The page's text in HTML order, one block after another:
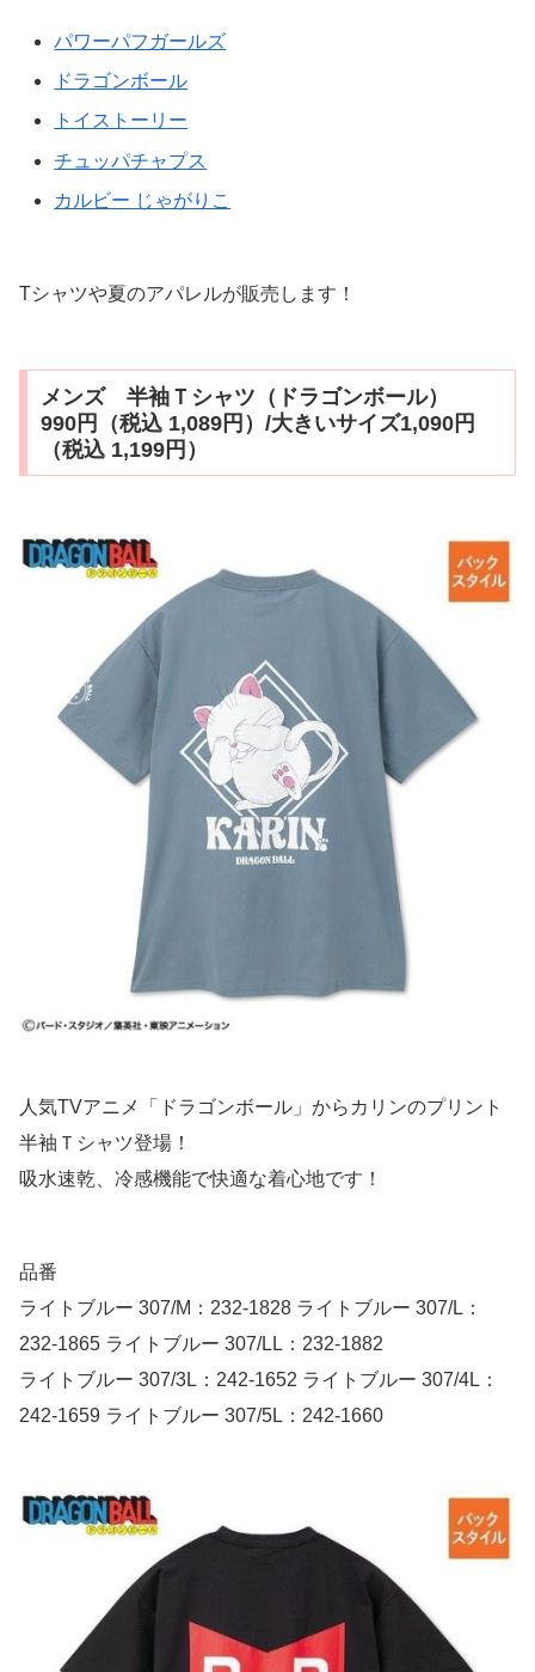
パワーパフガールズ
ドラゴンボール
トイストーリー
チュッパチャプス
カルビー じゃがりこ
Tシャツや夏のアパレルが販売します！
メンズ 半袖Ｔシャツ（ドラゴンボール）
990円（税込 1,089円）/大きいサイズ1,090円
（税込 1,199円）
人気TVアニメ「ドラゴンボール」からカリンのプリント
半袖Ｔシャツ登場！
吸水速乾、冷感機能で快適な着心地です！
品番
ライトブルー 307/M：232-1828 ライトブルー 307/L：
232-1865 ライトブルー 307/LL：232-1882
ライトブルー 307/3L：242-1652 ライトブルー 307/4L：
242-1659 ライトブルー 307/5L：242-1660